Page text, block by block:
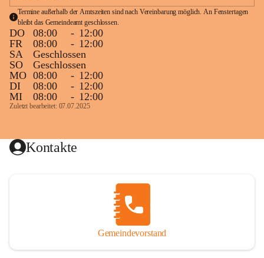
Termine außerhalb der Amtszeiten sind nach Vereinbarung möglich. An Fenstertagen
bleibt das Gemeindeamt geschlossen.
DO 08:00 - 12:00
FR
08:00 - 12:00
SA
Geschlossen
SO
Geschlossen
MO 08:00 - 12:00
DI
08:00 - 12:00
MI
08:00 - 12:00
Zuletzt bearbeitet: 07.07.2025
Kontakte
Gemeindevorstand